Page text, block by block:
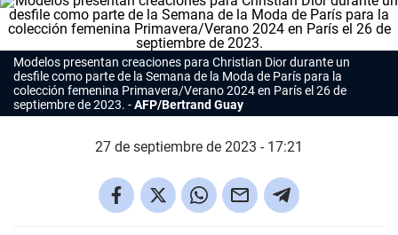
Modelos presentan creaciones para Christian Diordurante un
desfile como parte de la Semana de la Moda de París para la
colección femenina Primavera/Verano 2024 en París el 26 de
septiembre de 2023.
AFP/Bertrand Guay
27 de septiembre de 2023 - 17:21